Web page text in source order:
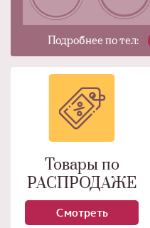
Подробнее по тел:
Товары по
РАСПРОДАЖЕ
Смотреть